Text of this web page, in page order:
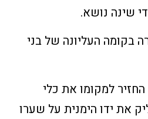
שינה נושא.
בקומה העליונה של בני
למקומו את כלי
את ידו הימנית על שערו